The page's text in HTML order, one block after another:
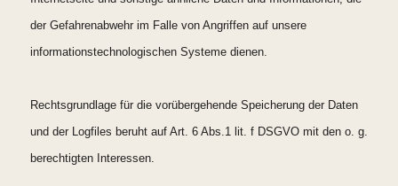
der Gefahrenabwehr im Falle von Angriffen auf unsere
informationstechnologischen Systeme dienen.
Rechtsgrundlage für die vorübergehende Speicherung der Daten
und der Logfiles beruht auf Art. 6 Abs.1 lit. f DSGVO mit den o. g.
berechtigten Interessen.